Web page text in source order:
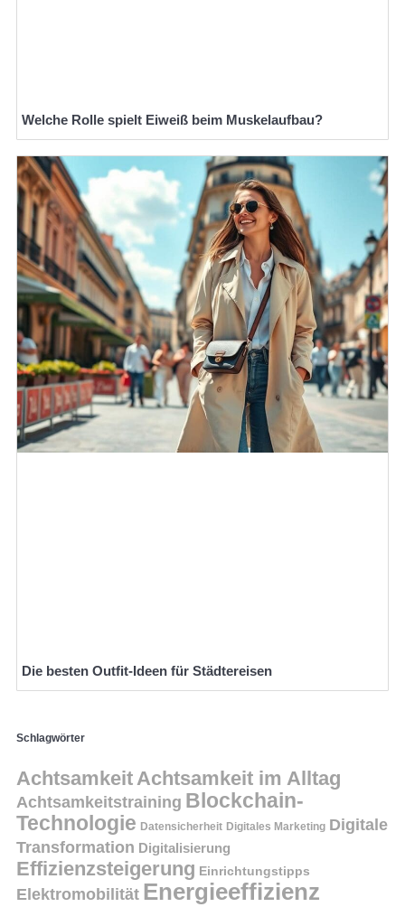
Welche Rolle spielt Eiweiß beim Muskelaufbau?
Die besten Outfit-Ideen für Städtereisen
Schlagwörter
Achtsamkeit Achtsamkeit im Alltag
Achtsamkeitstraining Blockchain-
Technologie Datensicherheit Digitales Marketing Digitale
Transformation Digitalisierung
Effizienzsteigerung Einrichtungstipps
Elektromobilität Energieeffizienz